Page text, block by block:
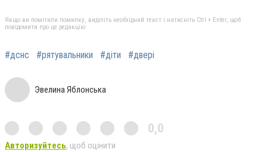
Якщо ви помітили помилку, виділіть необхідний текст і натисніть Ctrl + Enter, щоб
повідомити про це редакцію
#дснс #рятувальники #діти #двері
Эвелина Яблонська
0,0
Авторизуйтесь, щоб оцінити